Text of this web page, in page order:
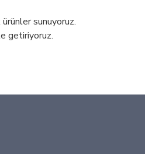
sunuyoruz.
getiriyoruz.